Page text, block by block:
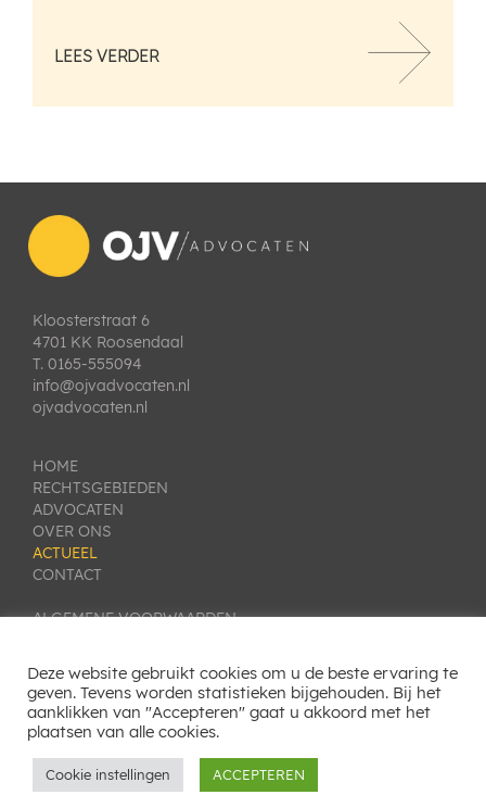
LEES VERDER
Kloosterstraat 6
4701 KK Roosendaal
T. 0165-555094
info@ojvadvocaten.nl
ojvadvocaten.nl
HOME
RECHTSGEBIEDEN
ADVOCATEN
OVER ONS
ACTUEEL
CONTACT
ALGEMENE VOORWAARDEN
COOKIE INSTELLINGEN
SITEMAP
Deze website gebruikt cookies om u de beste ervaring te
geven. Tevens worden statistieken bijgehouden. Bij het
aanklikken van "Accepteren" gaat u akkoord met het
plaatsen van alle cookies.
Cookie instellingen ACCEPTEREN